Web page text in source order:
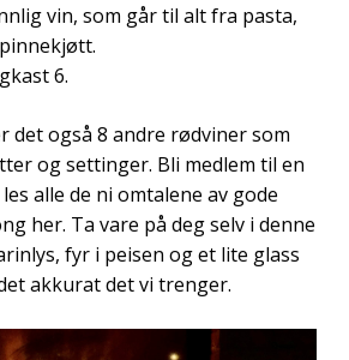
vin, som går til alt fra pasta,
6.
det også 8 andre rødviner som
og settinger. Bli medlem til en
alle de ni omtalene av gode
her. Ta vare på deg selv i denne
fyr i peisen og et lite glass
akkurat det vi trenger.